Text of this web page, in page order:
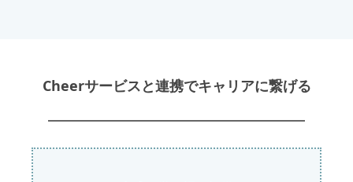
Cheerサービスと連携でキャリアに繋げる